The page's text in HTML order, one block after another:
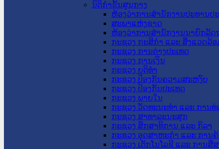
ນິຕິກໍາຂັ້ນສູນກາງ
ຫ້ອງວ່າການສໍານັກງານປະທານປ
ສະພາແຫ່ງຊາດ
ຫ້ອງວ່າການສຳນັກງານນາຍົກລັດ
ກະຊວງ ກະສິກຳ ແລະ ສິ່ງແວດລ້ອ
ກະຊວງ ການຕ່າງປະເທດ
ກະຊວງ ການເງິນ
ກະຊວງ ຍຸຕິທໍາ
ກະຊວງ ປ້ອງກັນຄວາມສະຫງົບ
ກະຊວງ ປ້ອງກັນປະເທດ
ກະຊວງ ພາຍໃນ
ກະຊວງ ວັດທະນະທຳ ແລະ ການທ່
ກະຊວງ ສາທາລະນະສຸກ
ກະຊວງ ສຶກສາທິການ ແລະ ກິລາ
ກະຊວງ ອຸດສາຫະກຳ ແລະ ການຄ້
ກະຊວງ ເຕັກໂນໂລຊີ ແລະ ການສື່